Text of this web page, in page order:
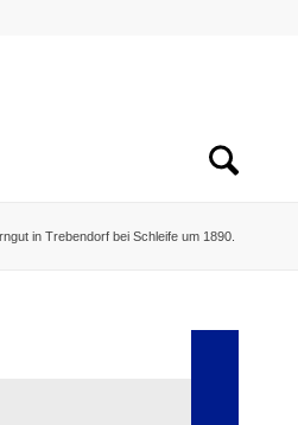
in Trebendorf bei Schleife um 1890.